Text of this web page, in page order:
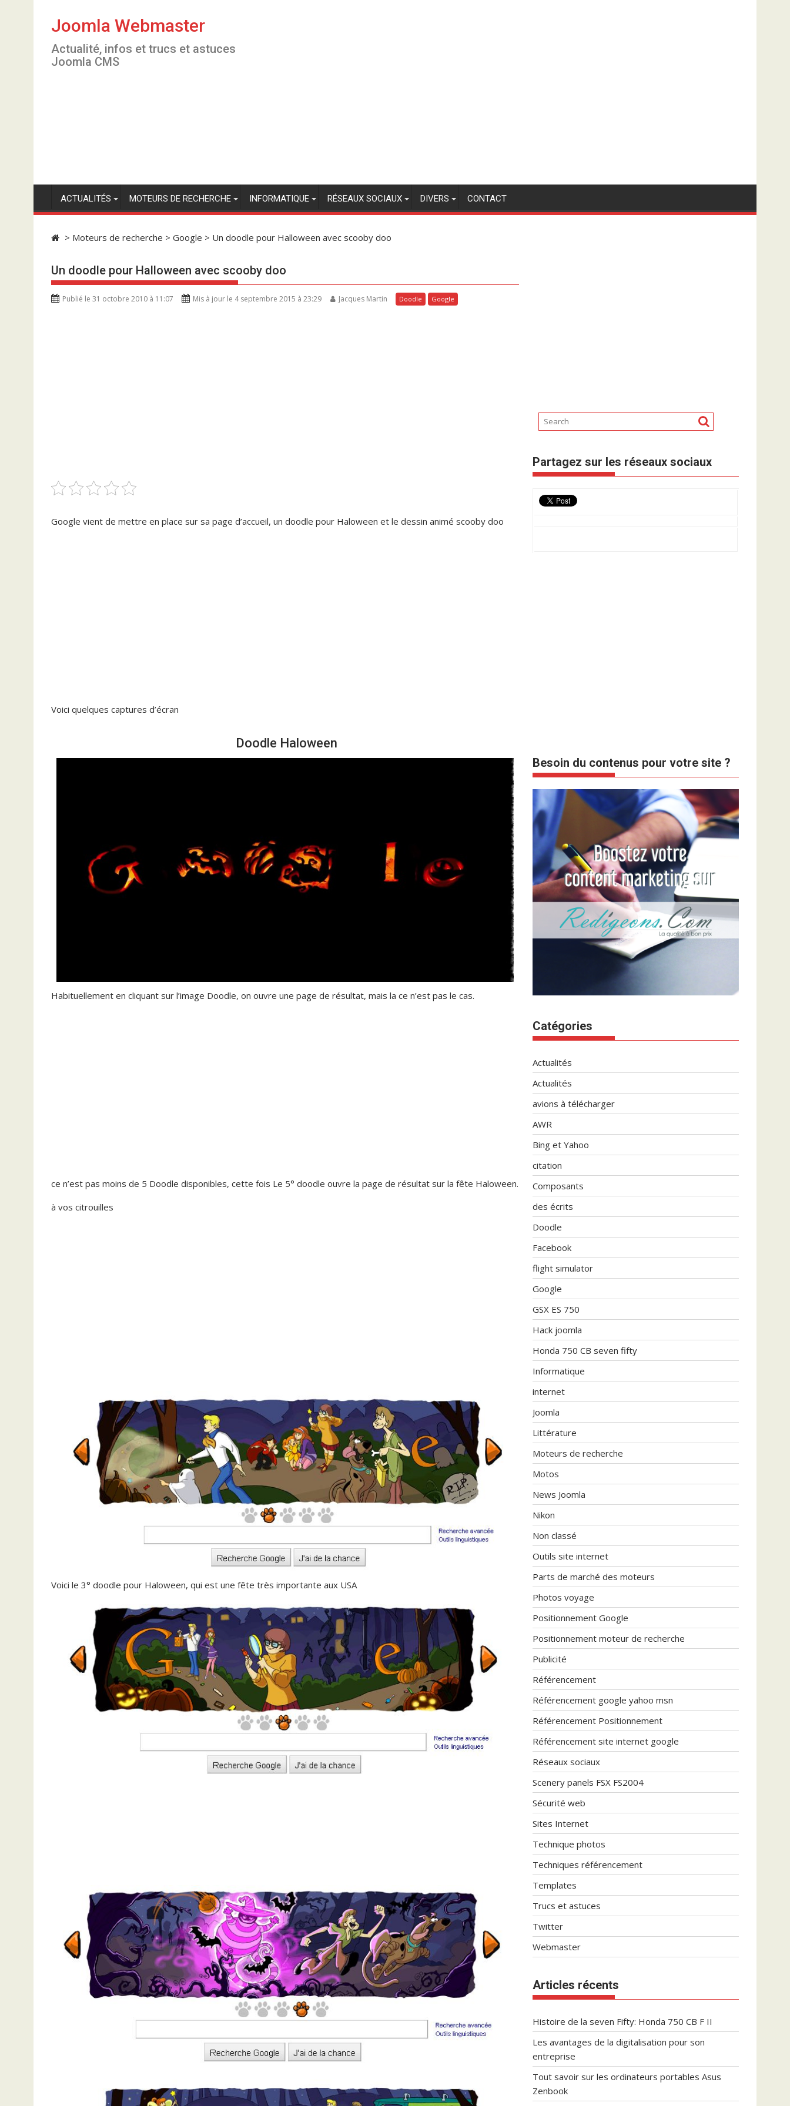
Joomla Webmaster
Actualité, infos et trucs et astuces
Joomla CMS
ACTUALITÉS MOTEURS DE RECHERCHE INFORMATIQUE RÉSEAUX SOCIAUX DIVERS CONTACT
> Moteurs de recherche > Google > Un doodle pour Halloween avec scooby doo
Un doodle pour Halloween avec scooby doo
Publié le 31 octobre 2010 à 11:07 Mis à jour le 4 septembre 2015 à 23:29 Jacques Martin Doodle Google
Google vient de mettre en place sur sa page d’accueil, un doodle pour Haloween et le dessin animé scooby doo
Voici quelques captures d’écran
Doodle Haloween
Habituellement en cliquant sur l’image Doodle, on ouvre une page de résultat, mais la ce n’est pas le cas.
ce n’est pas moins de 5 Doodle disponibles, cette fois Le 5° doodle ouvre la page de résultat sur la fête Haloween.
à vos citrouilles
Voici le 3° doodle pour Haloween, qui est une fête très importante aux USA
Partagez sur les réseaux sociaux
Besoin du contenus pour votre site ?
Catégories
Actualités
Actualités
avions à télécharger
AWR
Bing et Yahoo
citation
Composants
des écrits
Doodle
Facebook
flight simulator
Google
GSX ES 750
Hack joomla
Honda 750 CB seven fifty
Informatique
internet
Joomla
Littérature
Moteurs de recherche
Motos
News Joomla
Nikon
Non classé
Outils site internet
Parts de marché des moteurs
Photos voyage
Positionnement Google
Positionnement moteur de recherche
Publicité
Référencement
Référencement google yahoo msn
Référencement Positionnement
Référencement site internet google
Réseaux sociaux
Scenery panels FSX FS2004
Sécurité web
Sites Internet
Technique photos
Techniques référencement
Templates
Trucs et astuces
Twitter
Webmaster
Articles récents
Histoire de la seven Fifty: Honda 750 CB F II
Les avantages de la digitalisation pour son
entreprise
Tout savoir sur les ordinateurs portables Asus
Zenbook